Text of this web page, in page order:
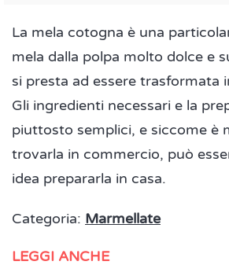
La mela cotogna è una
mela dalla polpa molto dolce e
si presta ad essere trasformata
Gli ingredienti necessari e la
piuttosto semplici, e siccome è
trovarla in commercio, può
idea prepararla in casa.
Categoria: Marmellate
LEGGI ANCHE